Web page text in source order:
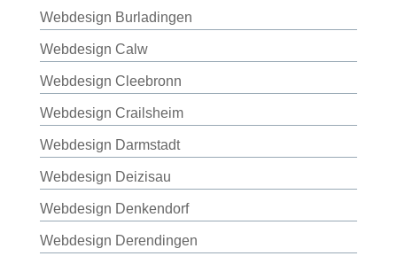
Webdesign Burladingen
Webdesign Calw
Webdesign Cleebronn
Webdesign Crailsheim
Webdesign Darmstadt
Webdesign Deizisau
Webdesign Denkendorf
Webdesign Derendingen